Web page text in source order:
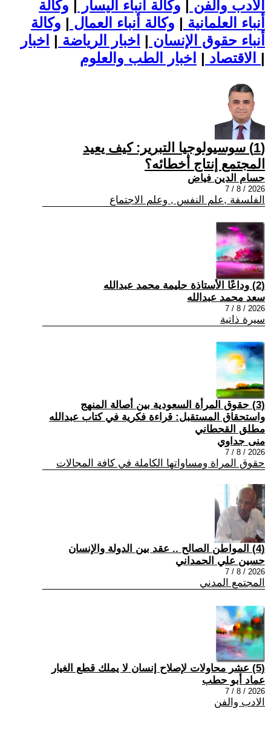
الأدب والفن | وكالة أنباء اليسار | وكالة
أنباء العلمانية | وكالة أنباء العمال | وكالة
أنباء حقوق الإنسان | اخبار الرياضة | اخبار
الاقتصاد | |
(1) سوسيولوجيا التبرير: كيف يعيد
المجتمع إنتاج أخطائه؟
حسام الدين فياض
2026 / 8 / 7
الفلسفة ,علم النفس , وعلم الاجتماع
(2) وداعًا الأستاذة حليمة محمد عبدالله
سعد محمد عبدالله
2026 / 8 / 7
سيرة ذاتية
(3) حقوق المرأة السعودية بين أصالة المنهج
واستحقاق المستقبل: قراءة فكرية في كتاب عبدالله
مطلق القحطاني
منى جداوي
2026 / 8 / 7
حقوق المراة ومساواتها الكاملة في كافة المجالات
(4) المواطن الصالح .. عقد بين الدولة والإنسان
حسين علي الحمداني
2026 / 8 / 7
المجتمع المدني
(5) عشر محاولات لإصلاح إنسان لا يملك قطع الغيار
عماد أبو حطب
2026 / 8 / 7
الادب والفن